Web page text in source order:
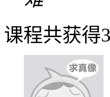
课程共获得